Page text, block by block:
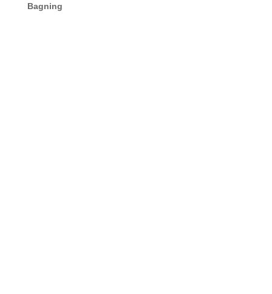
Bagning